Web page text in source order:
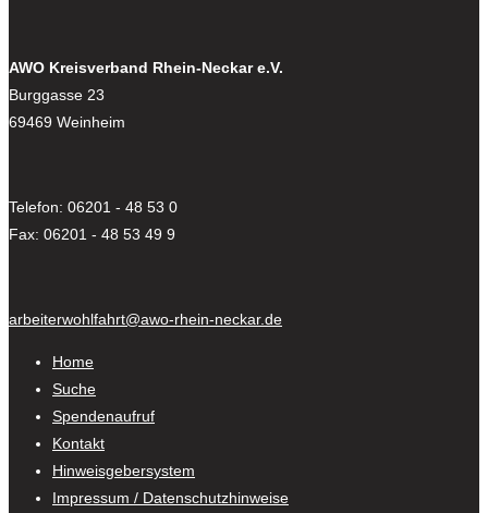
AWO Kreisverband Rhein-Neckar e.V.
Burggasse 23
69469 Weinheim
Telefon: 06201 - 48 53 0
Fax: 06201 - 48 53 49 9
arbeiterwohlfahrt@awo-rhein-neckar.de
Home
Suche
Spendenaufruf
Kontakt
Hinweisgebersystem
Impressum / Datenschutzhinweise